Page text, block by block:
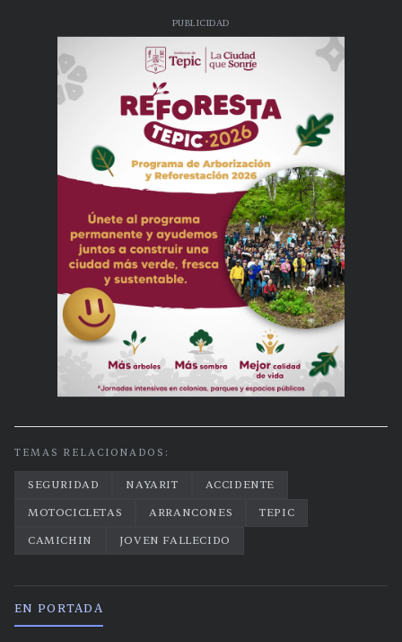
PUBLICIDAD
TEMAS RELACIONADOS:
SEGURIDAD NAYARIT
ACCIDENTE
MOTOCICLETAS
ARRANCONES
TEPIC
CAMICHIN
JOVEN FALLECIDO
EN PORTADA